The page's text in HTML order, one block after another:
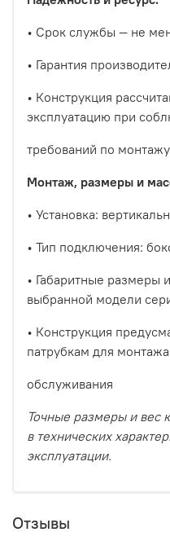
• Срок службы — не
• Гарантия
• Конструкция
эксплуатацию при
требований по
Монтаж, размеры и
• Установка:
• Тип подключения:
• Габаритные размеры
выбранной модели
• Конструкция
патрубкам для
обслуживания
Точные размеры и вес
в технических
эксплуатации.
Отзывы